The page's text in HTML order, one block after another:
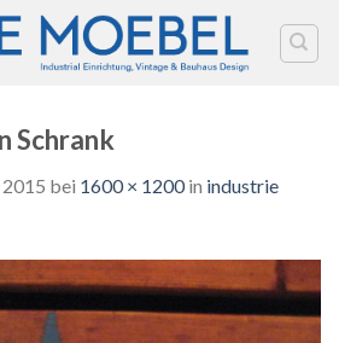
Schrank
2015 bei 1600 × 1200in industrie